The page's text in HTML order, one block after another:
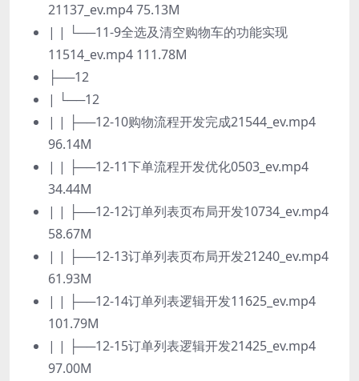
21137_ev.mp4 75.13M
| | └──11-9全选及清空购物车的功能实现
11514_ev.mp4 111.78M
├──12
| └──12
| | ├──12-10购物流程开发完成21544_ev.mp4
96.14M
| | ├──12-11下单流程开发优化0503_ev.mp4
34.44M
| | ├──12-12订单列表页布局开发10734_ev.mp4
58.67M
| | ├──12-13订单列表页布局开发21240_ev.mp4
61.93M
| | ├──12-14订单列表逻辑开发11625_ev.mp4
101.79M
| | ├──12-15订单列表逻辑开发21425_ev.mp4
97.00M